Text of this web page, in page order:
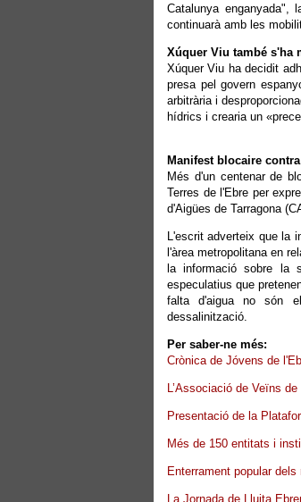
Catalunya
continuarà amb les
Xúquer Viu també s'ha
Xúquer Viu ha decidit
presa pel govern
arbitrària i
hídrics i crearia un
Manifest blocaire
Més d'un centenar de
Terres de l'Ebre per
d'Aigües de Tarragona
L'escrit adverteix que la
l'àrea metropolitana en
la informació sobre la
especulatius que
falta d'aigua no són
dessalinització.
Per saber-ne més:
Crònica de Jóvens de
L’Associació de Veïns
Presentació de la
Més de 150 entitats i
Enterrament popular dels
La Jornada de Lluita